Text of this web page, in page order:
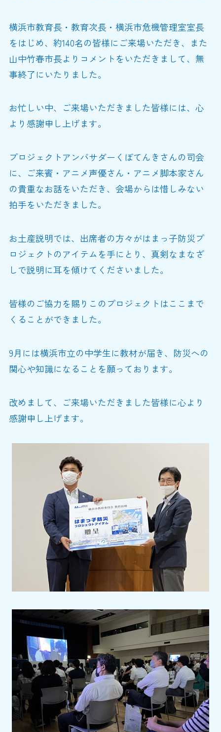
横浜市教育長・教育次長・横浜市危機管理室室長
をはじめ、約140名の皆様にご来場いただき、また
山中竹春市長よりコメントをいただきまして、無
事終了にいたりました。
お忙しい中、ご来場いただきました皆様には、心
より感謝申し上げます。
プロジェクトアンバサダーくぼてんきさんの司会
に、ご来賓・アニメ声優さん・アニメ脚本家さん
の貴重なお話をいただき、会場からは惜しみない
拍手をいただきました。
お土産説明では、出席者の方々がはまっ子防災プ
ロジェクトのアイテムを手にとり、真剣なまなざ
しで説明に耳を傾けてくださいました。
皆様のご協力を賜りこのプロジェクトはここまで
くることができました。
9月には横浜市立の中学生に教材が届き、防災への
関心や知識になることを願っております。
改めまして、ご来場いただきました皆様に心より
感謝申し上げます。